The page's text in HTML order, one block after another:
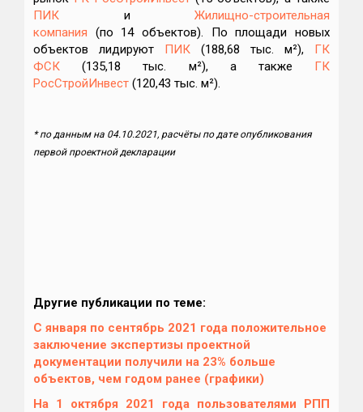
ПИК и Жилищно-строительная
компания (по 14 объектов). По площади новых
объектов лидируют ПИК (188,68 тыс. м²), ГК
ФСК (135,18 тыс. м²), а также ГК
РосСтройИнвест (120,43 тыс. м²).
* по данным на 04.10.2021, расчёты по дате опубликования
первой проектной декларации
Другие публикации по теме:
С января по сентябрь 2021 года положительное
заключение экспертизы проектной
документации получили на 23% больше
объектов, чем годом ранее (графики)
На 1 октября 2021 года пользователями РПП